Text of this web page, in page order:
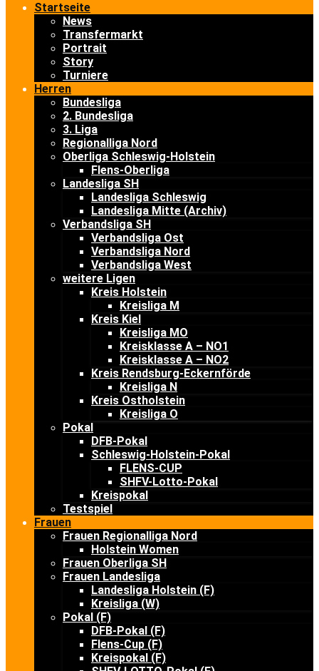
Startseite
News
Transfermarkt
Portrait
Story
Turniere
Herren
Bundesliga
2. Bundesliga
3. Liga
Regionalliga Nord
Oberliga Schleswig-Holstein
Flens-Oberliga
Landesliga SH
Landesliga Schleswig
Landesliga Mitte (Archiv)
Verbandsliga SH
Verbandsliga Ost
Verbandsliga Nord
Verbandsliga West
weitere Ligen
Kreis Holstein
Kreisliga M
Kreis Kiel
Kreisliga MO
Kreisklasse A – NO1
Kreisklasse A – NO2
Kreis Rendsburg-Eckernförde
Kreisliga N
Kreis Ostholstein
Kreisliga O
Pokal
DFB-Pokal
Schleswig-Holstein-Pokal
FLENS-CUP
SHFV-Lotto-Pokal
Kreispokal
Testspiel
Frauen
Frauen Regionalliga Nord
Holstein Women
Frauen Oberliga SH
Frauen Landesliga
Landesliga Holstein (F)
Kreisliga (W)
Pokal (F)
DFB-Pokal (F)
Flens-Cup (F)
Kreispokal (F)